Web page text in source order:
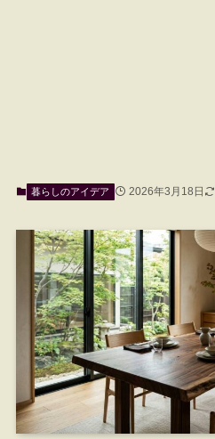
暮らしのアイデア 2026年3月18日